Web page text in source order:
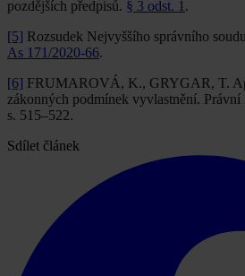
pozdějších předpisů. § 3 odst. 1.
[5] Rozsudek Nejvyššího správního
As 171/2020-66.
[6] FRUMAROVÁ, K., GRYGAR, T.
zákonných podmínek vyvlastnění. Právní
s. 515–522.
Sdílet článek